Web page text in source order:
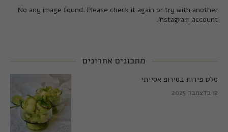
No any image found. Please check it again or try with another
instagram account.
מתכונים אחרונים
סלט פירות בסירופ אסייתי
12 בדצמבר 2025